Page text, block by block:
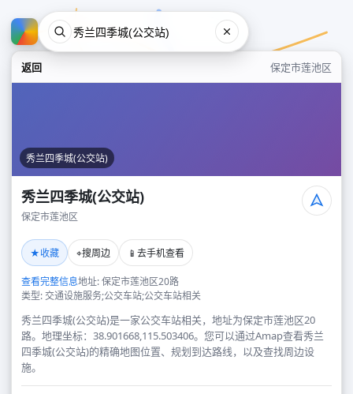
返回 保定市莲池区
秀兰四季城(公交站)
秀兰四季城(公交站)
保定市莲池区
★收藏 ⌖搜周边 📱 去手机查看
查看完整信息地址: 保定市莲池区20路
类型: 交通设施服务;公交车站;公交车站相关
秀兰四季城(公交站)是一家公交车站相关，地址为保定市莲池区20
路。地理坐标：38.901668,115.503406。您可以通过Amap查看秀兰
四季城(公交站)的精确地图位置、规划到达路线，以及查找周边设
施。